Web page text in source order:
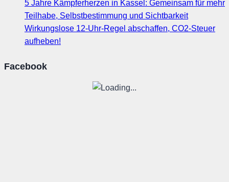
5 Jahre Kämpferherzen in Kassel: Gemeinsam für mehr
Teilhabe, Selbstbestimmung und Sichtbarkeit
Wirkungslose 12-Uhr-Regel abschaffen, CO2-Steuer
aufheben!
Facebook